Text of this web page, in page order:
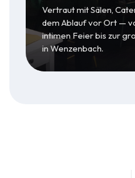
Vertraut mit Sälen,
dem Ablauf vor Ort —
intimen Feier bis zur
in Wenzenbach.